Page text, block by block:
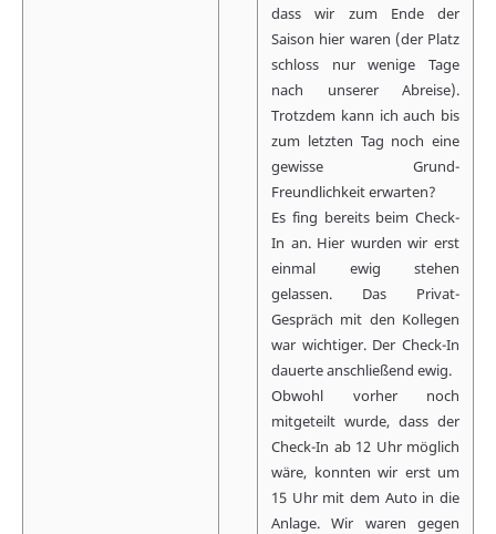
dass wir zum Ende der
Saison hier waren (der Platz
schloss nur wenige Tage
nach unserer Abreise).
Trotzdem kann ich auch bis
zum letzten Tag noch eine
gewisse Grund-
Freundlichkeit erwarten?
Es fing bereits beim Check-
In an. Hier wurden wir erst
einmal ewig stehen
gelassen. Das Privat-
Gespräch mit den Kollegen
war wichtiger. Der Check-In
dauerte anschließend ewig.
Obwohl vorher noch
mitgeteilt wurde, dass der
Check-In ab 12 Uhr möglich
wäre, konnten wir erst um
15 Uhr mit dem Auto in die
Anlage. Wir waren gegen